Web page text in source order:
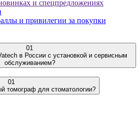
и спецпредложениях
и привилегии за покупки
01
в России с установкой и сервисным
обслуживанием?
01
томограф для стоматологии?